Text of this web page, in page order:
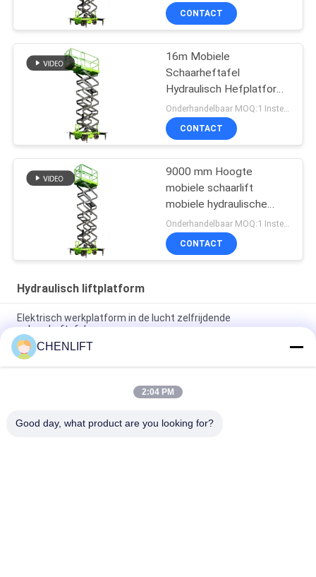
CONTACT
16m Mobiele
Schaarheftafel
Hydraulisch Hefplatform
Met Uitschuifbaar
Platform
CONTACT
9000 mm Hoogte
mobiele schaarlift
mobiele hydraulische
liftplatform voor het
reinigen
CONTACT
Hydraulisch liftplatform
Elektrisch werkplatform in de lucht zelfrijdende
schaarheftafel
10m Hydraulisch Lift Platform Elektrisch zelfrijdend schaarlift
met uitbreidingsplatform 450Kg Belasting
10 meter hydraulische hefplatform aluminium hoogwerker
CHENLIFT
2:04 PM
Good day, what product are you looking for?